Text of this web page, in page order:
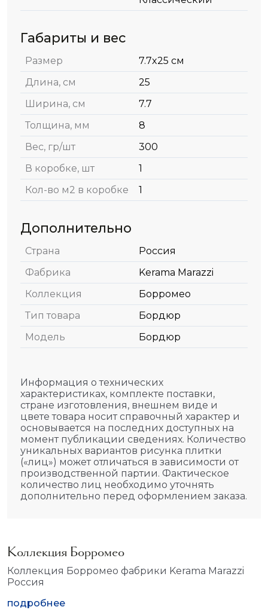
Габариты и вес
Размер
7.7x25 см
Длина, см
25
Ширина, см
7.7
Толщина, мм
8
Вес, гр/шт
300
В коробке, шт
1
Кол-во м2 в коробке
1
Дополнительно
Страна
Россия
Фабрика
Kerama Marazzi
Коллекция
Борромео
Тип товара
Бордюр
Модель
Бордюр
Информация о технических
характеристиках, комплекте поставки,
стране изготовления, внешнем виде и
цвете товара носит справочный характер и
основывается на последних доступных на
момент публикации сведениях. Количество
уникальных вариантов рисунка плитки
(«лиц») может отличаться в зависимости от
производственной партии. Фактическое
количество лиц необходимо уточнять
дополнительно перед оформлением заказа.
Коллекция Борромео
Коллекция Борромео фабрики Kerama Marazzi
Россия
подробнее